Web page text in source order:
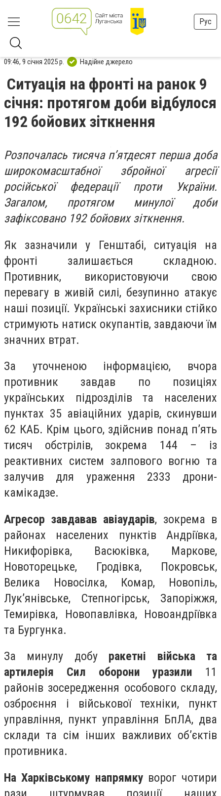
Рус
09:46, 9 січня 2025 р. Надійне джерело
Ситуація на фронті на ранок 9
січня: протягом доби відбулося
192 бойових зіткнення
Розпочалась тисяча п’ятдесят перша доба
широкомасштабної збройної агресії
російської федерації проти України.
Загалом, протягом минулої доби
зафіксовано 192 бойових зіткнення.
Як зазначили у Генштабі, ситуація на
фронті залишається складною.
Противник, використовуючи свою
перевагу в живій силі, безупинно атакує
наші позиції. Українські захисники стійко
стримують натиск окупантів, завдаючи їм
значних втрат.
За уточненою інформацією, вчора
противник завдав по позиціях
українських підрозділів та населених
пунктах 35 авіаційних ударів, скинувши
62 КАБ. Крім цього, здійснив понад п’ять
тисяч обстрілів, зокрема 144 – із
реактивних систем залпового вогню та
залучив для ураження 2333 дрони-
камікадзе.
Агресор завдавав авіаударів, зокрема в
районах населених пунктів Андріївка,
Никифорівка, Васюківка, Маркове,
Новоторецьке, Гродівка, Покровськ,
Велика Новосілка, Комар, Новопіль,
Лук’янівське, Степногірськ, Запоріжжя,
Темирівка, Новопавлівка, Новоандріївка
та Бургунка.
За минулу добу ракетні війська та
артилерія Сил оборони уразили 11
районів зосередження особового складу,
озброєння і військової техніки, пункт
управління, пункт управління БпЛА, два
склади та сім інших важливих об’єктів
противника.
На Харківському напрямку ворог чотири